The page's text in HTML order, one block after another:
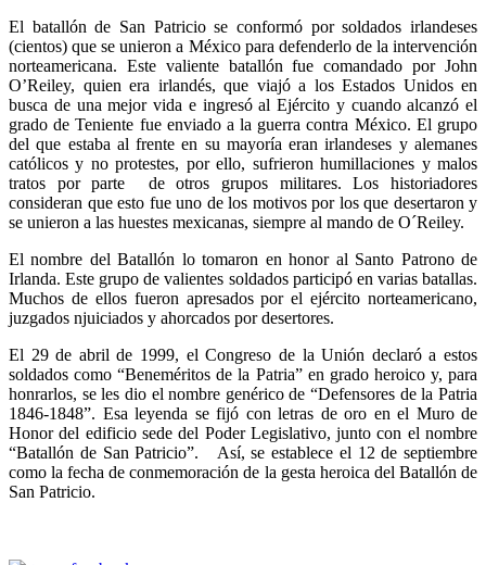
El batallón de San Patricio se conformó por soldados irlandeses
(cientos) que se unieron a México para defenderlo de la intervención
norteamericana. Este valiente batallón fue comandado por John
O’Reiley, quien era irlandés, que viajó a los Estados Unidos en
busca de una mejor vida e ingresó al Ejército y cuando alcanzó el
grado de Teniente fue enviado a la guerra contra México. El grupo
del que estaba al frente en su mayoría eran irlandeses y alemanes
católicos y no protestes, por ello, sufrieron humillaciones y malos
tratos por parte de otros grupos militares. Los historiadores
consideran que esto fue uno de los motivos por los que desertaron y
se unieron a las huestes mexicanas, siempre al mando de O´Reiley.
El nombre del Batallón lo tomaron en honor al Santo Patrono de
Irlanda. Este grupo de valientes soldados participó en varias batallas.
Muchos de ellos fueron apresados por el ejército norteamericano,
juzgados njuiciados y ahorcados por desertores.
El 29 de abril de 1999, el Congreso de la Unión declaró a estos
soldados como “Beneméritos de la Patria” en grado heroico y, para
honrarlos, se les dio el nombre genérico de “Defensores de la Patria
1846-1848”. Esa leyenda se fijó con letras de oro en el Muro de
Honor del edificio sede del Poder Legislativo, junto con el nombre
“Batallón de San Patricio”. Así, se establece el 12 de septiembre
como la fecha de conmemoración de la gesta heroica del Batallón de
San Patricio.